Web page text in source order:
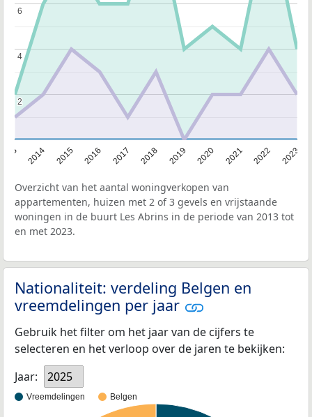
2014 2015 2016 2017 2018 2019 2020 2021 2022 2023
2
2
4
4
6
6
Overzicht van het aantal woningverkopen van
appartementen, huizen met 2 of 3 gevels en vrijstaande
woningen in de buurt Les Abrins in de periode van 2013 tot
en met 2023.
Nationaliteit: verdeling Belgen en
vreemdelingen per jaar
Gebruik het filter om het jaar van de cijfers te
selecteren en het verloop over de jaren te bekijken:
Jaar:
2025
Vreemdelingen Belgen